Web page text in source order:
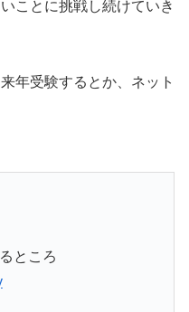
ことに挑戦し続けていき
年受験するとか、ネット
ところ